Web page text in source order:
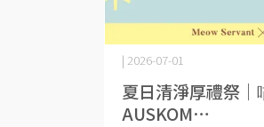
| 2026-07-01
夏日清淨厚禮祭
AUSKOM⋯